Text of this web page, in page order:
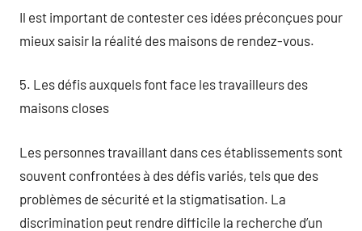
Il est important de contester ces idées préconçues pour
mieux saisir la réalité des maisons de rendez-vous.
5. Les défis auxquels font face les travailleurs des
maisons closes
Les personnes travaillant dans ces établissements sont
souvent confrontées à des défis variés, tels que des
problèmes de sécurité et la stigmatisation. La
discrimination peut rendre difficile la recherche d’un